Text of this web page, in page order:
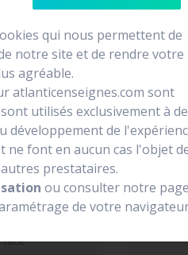
drapeau
face
Vivre
qui nous permettent de
notre site et de rendre votre
agréable.
atlanticenseignes.com sont
utilisés exclusivement à
développement de
ne font en aucun cas l'objet
prestataires.
ou consulter notre page
de votre